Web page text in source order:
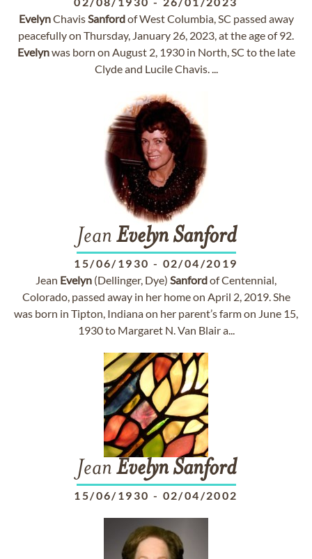
EvelynChavisSanfordof West Columbia, SC passed away
peacefully on Thursday, January 26, 2023, at the age of 92.
Evelynwas born on August 2, 1930 in North, SC to the late
Clyde and Lucile Chavis. ...
Jean Evelyn Sanford
15/06/1930 - 02/04/2019
Jean Evelyn (Dellinger, Dye) Sanfordof Centennial,
Colorado, passed away in her home on April 2, 2019. She
was born in Tipton, Indiana on her parent’s farm on June 15,
1930 to Margaret N. Van Blair a...
Jean Evelyn Sanford
15/06/1930 - 02/04/2002